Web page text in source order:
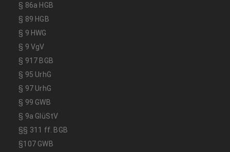
§ 86a HGB
§ 89 HGB
§ 9 HWG
§ 9 VgV
§ 917 BGB
§ 95 UrhG
§ 97 UrhG
§ 99 GWB
§ 9a GlüStV
§§ 311 ff. BGB
§107 GWB